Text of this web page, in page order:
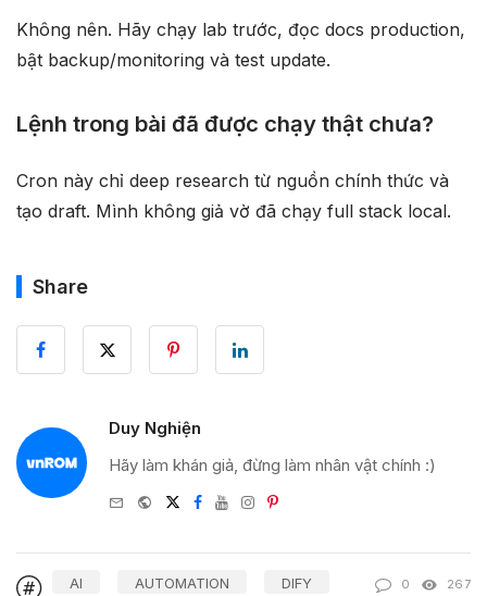
Không nên. Hãy chạy lab trước, đọc docs production,
bật backup/monitoring và test update.
Lệnh trong bài đã được chạy thật chưa?
Cron này chỉ deep research từ nguồn chính thức và
tạo draft. Mình không giả vờ đã chạy full stack local.
Share
Duy Nghiện
Hãy làm khán giả, đừng làm nhân vật chính :)
e-
WebsiteTwitter
Facebook
YoutubeInstagram
Pinterest
AI AUTOMATION
DIFY
0 267